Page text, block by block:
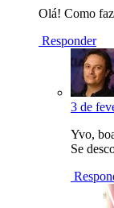
Olá! Como
Responder
3 de
Yvo,
Se